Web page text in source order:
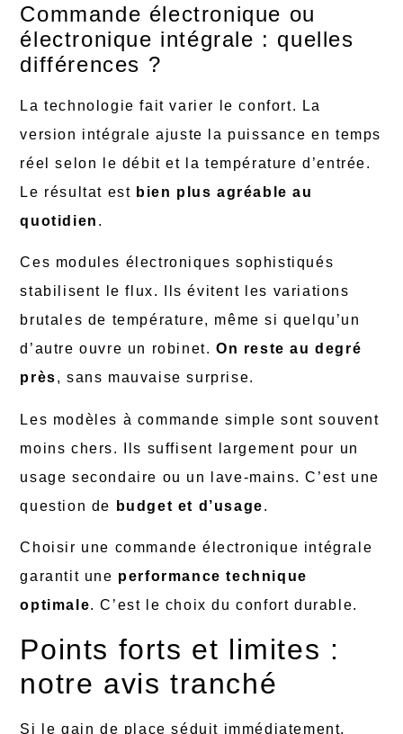
Commande électronique ou
électronique intégrale : quelles
différences ?
La technologie fait varier le confort. La
version intégrale ajuste la puissance en temps
réel selon le débit et la température d’entrée.
Le résultat est bien plus agréable au
quotidien .
Ces modules électroniques sophistiqués
stabilisent le flux. Ils évitent les variations
brutales de température, même si quelqu’un
d’autre ouvre un robinet.On reste au degré
près, sans mauvaise surprise.
Les modèles à commande simple sont souvent
moins chers. Ils suffisent largement pour un
usage secondaire ou un lave-mains. C’est une
question de
budget et d’usage.
Choisir une commande électronique intégrale
garantit une performance technique
optimale. C’est le choix du confort durable.
Points forts et limites :
notre avis tranché
Si le gain de place séduit immédiatement,